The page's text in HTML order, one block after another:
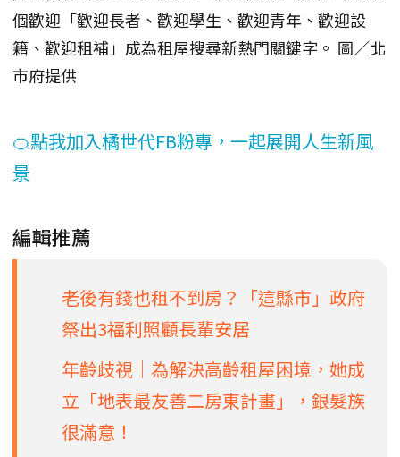
個歡迎「歡迎長者、歡迎學生、歡迎青年、歡迎設
籍、歡迎租補」成為租屋搜尋新熱門關鍵字。 圖／北
市府提供
🍊點我加入橘世代FB粉專，一起展開人生新風
景
編輯推薦
老後有錢也租不到房？「這縣市」政府
祭出3福利照顧長輩安居
年齡歧視│為解決高齡租屋困境，她成
立「地表最友善二房東計畫」，銀髮族
很滿意！